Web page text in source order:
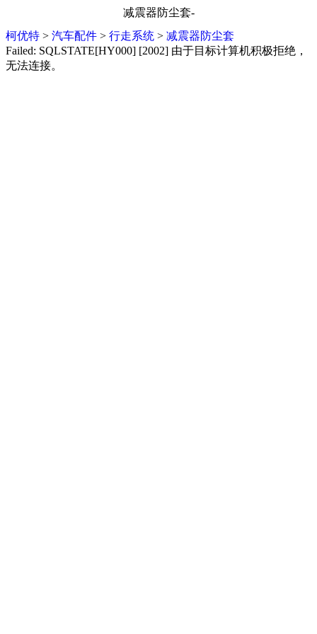
减震器防尘套-
柯优特 > 汽车配件 > 行走系统 > 减震器防尘套
Failed: SQLSTATE[HY000] [2002] 由于目标计算机积极拒绝，
无法连接。